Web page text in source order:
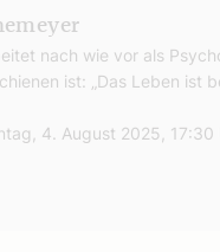
nach wie vor als
ist: „Das Leben ist
4. August 2025,